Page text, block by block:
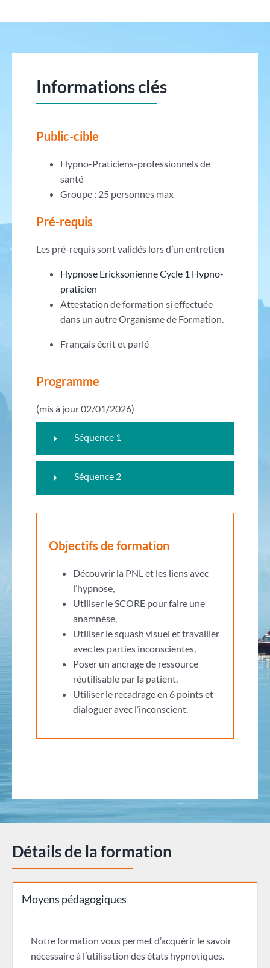
Informations clés
Public-cible
Hypno-Praticiens-professionnels de
santé
Groupe : 25 personnes max
Pré-requis
Les pré-requis sont validés lors d’un entretien
Hypnose Ericksonienne Cycle 1 Hypno-
praticien
Attestation de formation si effectuée
dans un autre Organisme de Formation.
Français écrit et parlé
Programme
(mis à jour 02/01/2026)
Séquence 1
Séquence 2
Objectifs de formation
Découvrir la PNL et les liens avec
l’hypnose,
Utiliser le SCORE pour faire une
anamnèse,
Utiliser le squash visuel et travailler
avec les parties inconscientes,
Poser un ancrage de ressource
réutilisable par la patient,
Utiliser le recadrage en 6 points et
dialoguer avec l’inconscient.
Détails de la formation
Moyens pédagogiques
Notre formation vous permet d’acquérir le savoir
nécessaire à l’utilisation des états hypnotiques.